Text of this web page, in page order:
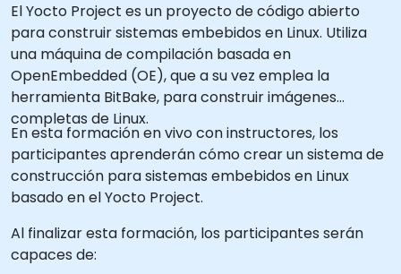
El Yocto Project es un proyecto de código abierto
para construir sistemas embebidos en Linux. Utiliza
una máquina de compilación basada en
OpenEmbedded (OE), que a su vez emplea la
herramienta BitBake, para construir imágenes
completas de Linux.
En esta formación en vivo con instructores, los
participantes aprenderán cómo crear un sistema de
construcción para sistemas embebidos en Linux
basado en el Yocto Project.
Al finalizar esta formación, los participantes serán
capaces de: